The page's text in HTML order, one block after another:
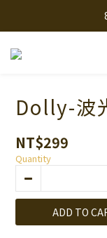
Dolly-波
NT$299
Quantity
ADD TO